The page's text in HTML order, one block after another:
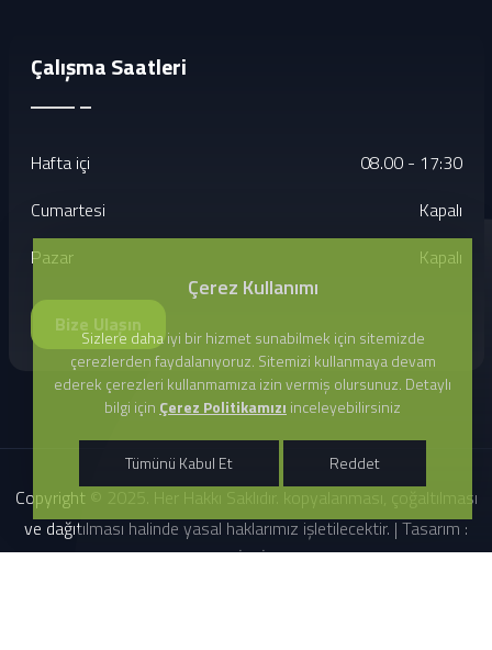
Çalışma Saatleri
Hafta içi
08.00 - 17:30
Cumartesi
Kapalı
Pazar
Kapalı
Bize Ulaşın
Copyright © 2025. Her Hakkı Saklıdır. kopyalanması, çoğaltılması
ve dağıtılması halinde yasal haklarımız işletilecektir. | Tasarım :
ECOLE BİLGİSAYAR
Çerez Kullanımı
Sizlere daha iyi bir hizmet sunabilmek için sitemizde
çerezlerden faydalanıyoruz. Sitemizi kullanmaya devam
ederek çerezleri kullanmamıza izin vermiş olursunuz. Detaylı
bilgi için Çerez Politikamızı inceleyebilirsiniz
Tümünü Kabul Et Reddet